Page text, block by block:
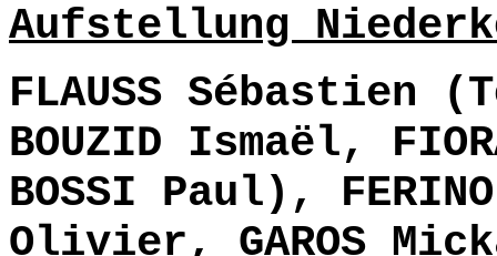
Aufstellung
FLAUSS Sébastien
BOUZID Ismaël,
BOSSI Paul),
Olivier, GAROS